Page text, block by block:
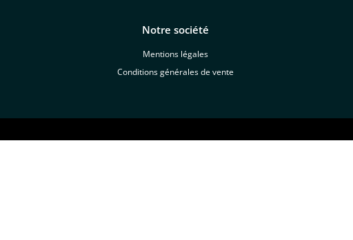
Notre société
Mentions légales
Conditions générales de vente